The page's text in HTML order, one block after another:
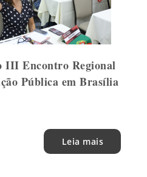
III Encontro Regional
Pública em Brasília
Leia mais